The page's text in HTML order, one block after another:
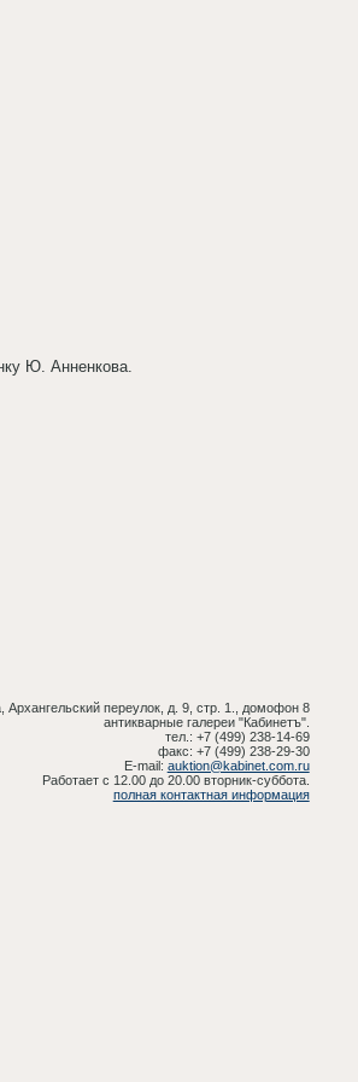
Ю. Анненкова.
Архангельский переулок, д. 9, стр. 1., домофон 8
антикварные галереи "Кабинетъ".
тел.: +7 (499) 238-14-69
факс: +7 (499) 238-29-30
E-mail: auktion@kabinet.com.ru
Работает с 12.00 до 20.00 вторник-суббота.
полная контактная информация